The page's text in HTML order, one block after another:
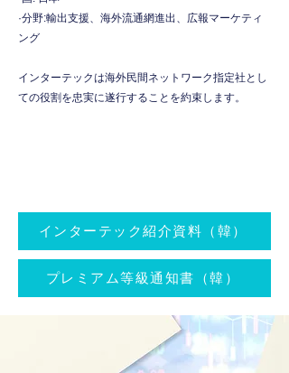
·分野:輸出支援、海外流通網進出、広報マーケティ
ング
インターテックは海外民間ネットワーク指定社とし
ての役割を忠実に遂行することを約束します。
インターテック紹介資料（韓）
プレミアム等級通知書（韓）